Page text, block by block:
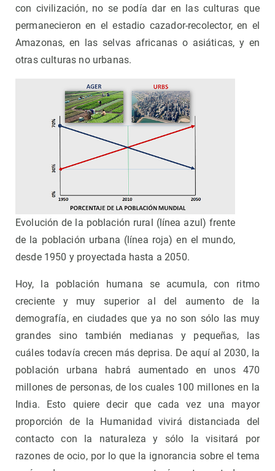
con civilización, no se podía dar en las culturas que
permanecieron en el estadio cazador-recolector, en el
Amazonas, en las selvas africanas o asiáticas, y en
otras culturas no urbanas.
Evolución de la población rural (línea azul) frente
de la población urbana (línea roja) en el mundo,
desde 1950 y proyectada hasta a 2050.
Hoy, la población humana se acumula, con ritmo
creciente y muy superior al del aumento de la
demografía, en ciudades que ya no son sólo las muy
grandes sino también medianas y pequeñas, las
cuáles todavía crecen más deprisa. De aquí al 2030, la
población urbana habrá aumentado en unos 470
millones de personas, de los cuales 100 millones en la
India. Esto quiere decir que cada vez una mayor
proporción de la Humanidad vivirá distanciada del
contacto con la naturaleza y sólo la visitará por
razones de ocio, por lo que la ignorancia sobre el tema